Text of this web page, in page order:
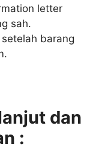
letter
sah.
barang
dan
: